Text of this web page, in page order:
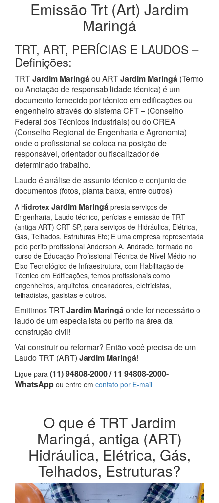
Emissão Trt (Art) Jardim
Maringá
TRT, ART, PERÍCIAS E LAUDOS –
Definições:
TRTJardim Maringáou ARTJardim Maringá (Termo
ou Anotação de responsabilidade técnica) é um
documento fornecido por técnico em edificações ou
engenheiro através do sistema CFT – (Conselho
Federal dos Técnicos Industriais) ou do CREA
(Conselho Regional de Engenharia e Agronomia)
onde o profissional se coloca na posição de
responsável, orientador ou fiscalizador de
determinado trabalho.
Laudo é análise de assunto técnico e conjunto de
documentos (fotos, planta baixa, entre outros)
A Hidrotex Jardim Maringá presta serviços de
Engenharia, Laudo técnico, perícias e emissão de TRT
(antiga ART) CRT SP, para serviços de Hidráulica, Elétrica,
Gás, Telhados, Estruturas Etc; E uma empresa representada
pelo perito profissional Anderson A. Andrade, formado no
curso de Educação Profissional Técnica de Nível Médio no
Eixo Tecnológico de Infraestrutura, com Habilitação de
Técnico em Edificações, temos profissionais como
engenheiros, arquitetos, encanadores, eletricistas,
telhadistas, gasistas e outros.
Emitimos TRTJardim Maringáonde for necessário o
laudo de um especialista ou perito na área da
construção civil!
Vai construir ou reformar? Então você precisa de um
Laudo TRT (ART) Jardim Maringá!
Ligue para (11) 94808-2000 / 11 94808-2000-
WhatsApp ou entre em contato por E-mail
O que é TRT Jardim
Maringá, antiga (ART)
Hidráulica, Elétrica, Gás,
Telhados, Estruturas?